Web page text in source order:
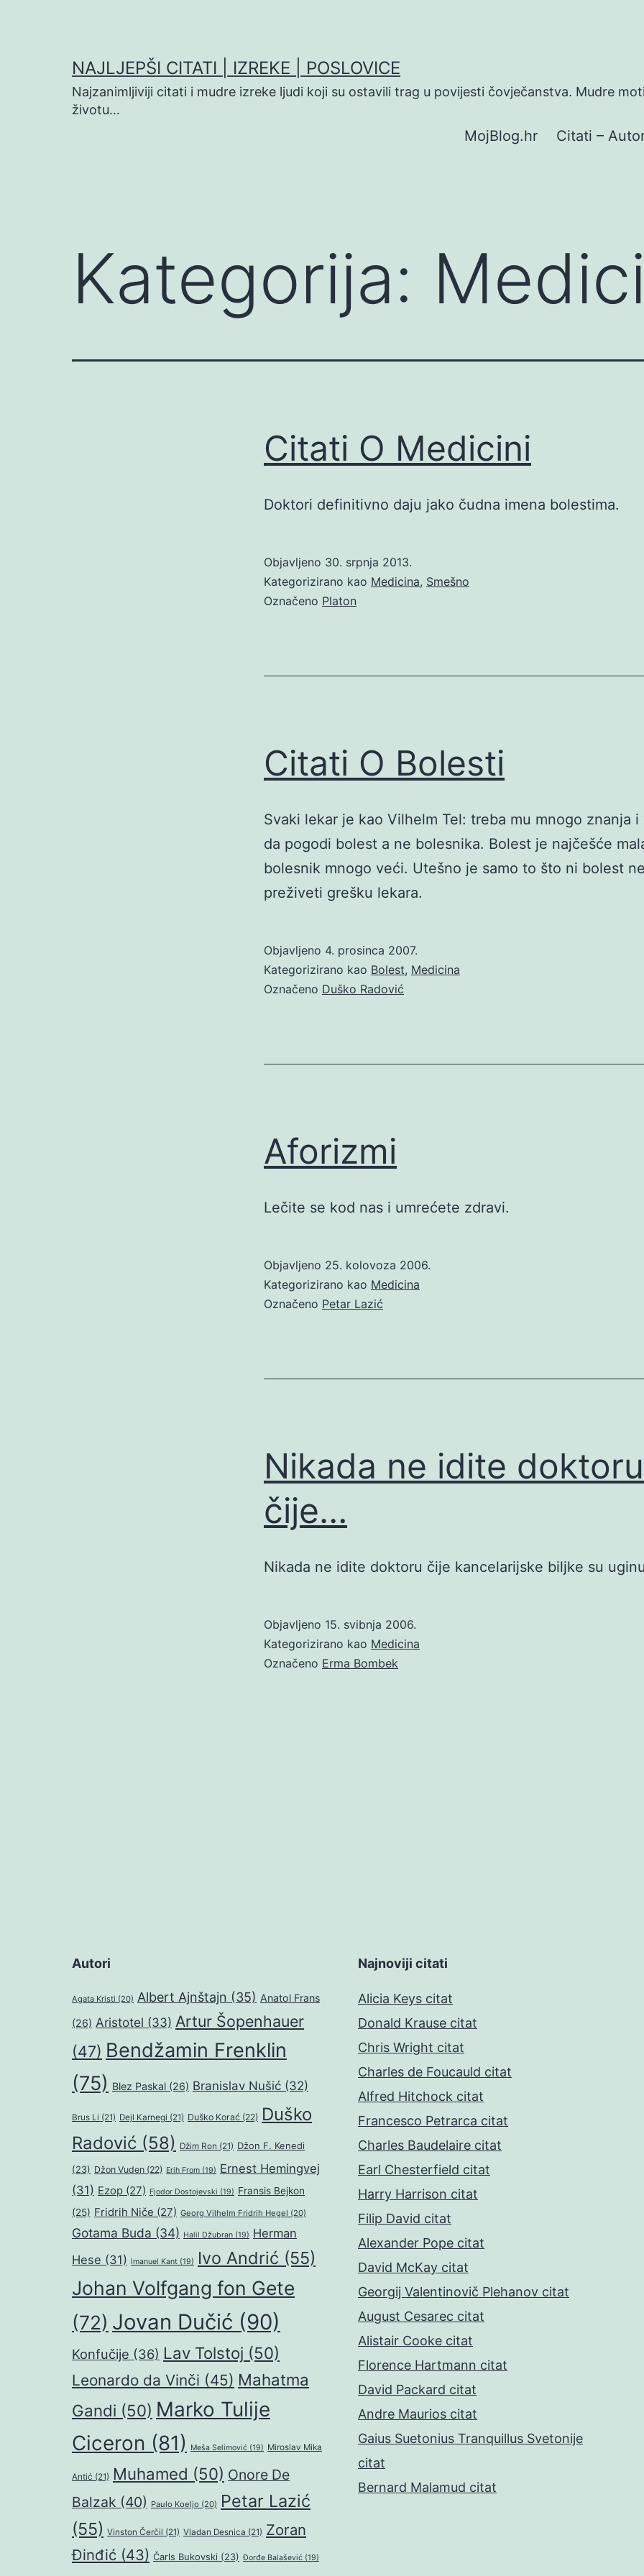
NAJLJEPŠI CITATI | IZREKE | POSLOVICE
Najzanimljiviji citati i mudre izreke ljudi koji su ostavili trag u povijesti čovječanstva. Mudre
životu…
MojBlog.hr Citati –
Kategorija:
Citati O Medicini
Doktori definitivno daju jako čudna imena bolestima.
Objavljeno 30. srpnja 2013.
Kategorizirano kao Medicina, Smešno
Označeno Platon
Citati O Bolesti
Svaki lekar je kao Vilhelm Tel: treba mu mnogo znanja
da pogodi bolest a ne bolesnika. Bolest je najčešće
bolesnik mnogo veći. Utešno je samo to što ni bolest
preživeti grešku lekara.
Objavljeno 4. prosinca 2007.
Kategorizirano kao Bolest, Medicina
Označeno Duško Radović
Aforizmi
Lečite se kod nas i umrećete zdravi.
Objavljeno 25. kolovoza 2006.
Kategorizirano kao Medicina
Označeno Petar Lazić
Nikada ne idite doktoru
čije…
Nikada ne idite doktoru čije kancelarijske biljke su
Objavljeno 15. svibnja 2006.
Kategorizirano kao Medicina
Označeno Erma Bombek
Autori
Agata Kristi (20) Albert Ajnštajn (35) Anatol Frans
(26) Aristotel (33) Artur Šopenhauer
(47) Bendžamin Frenklin
(75) Blez Paskal (26) Branislav Nušić (32)
Brus Li (21) Dejl Karnegi (21) Duško Korać (22) Duško
Radović (58) Džim Ron (21) Džon F. Kenedi
(23) Džon Vuden (22) Erih From (19) Ernest Hemingvej
(31) Ezop (27) Fjodor Dostojevski (19) Fransis Bejkon
(25) Fridrih Niče (27) Georg Vilhelm Fridrih Hegel (20)
Gotama Buda (34) Halil Džubran (19) Herman
Hese (31) Imanuel Kant (19) Ivo Andrić (55)
Johan Volfgang fon Gete
(72) Jovan Dučić (90)
Konfučije (36) Lav Tolstoj (50)
Leonardo da Vinči (45) Mahatma
Gandi (50) Marko Tulije
Ciceron (81) Meša Selimović (19) Miroslav Mika
Antić (21) Muhamed (50) Onore De
Balzak (40) Paulo Koeljo (20) Petar Lazić
(55) Vinston Čerčil (21) Vladan Desnica (21) Zoran
Đinđić (43) Čarls Bukovski (23) Đorđe Balašević (19)
Najnoviji citati
Alicia Keys citat
Donald Krause citat
Chris Wright citat
Charles de Foucauld citat
Alfred Hitchock citat
Francesco Petrarca citat
Charles Baudelaire citat
Earl Chesterfield citat
Harry Harrison citat
Filip David citat
Alexander Pope citat
David McKay citat
Georgij Valentinovič Plehanov citat
August Cesarec citat
Alistair Cooke citat
Florence Hartmann citat
David Packard citat
Andre Maurios citat
Gaius Suetonius Tranquillus Svetonije
citat
Bernard Malamud citat